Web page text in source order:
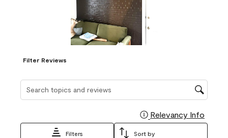
Filter Reviews
Relevancy Info
Filters Sort by